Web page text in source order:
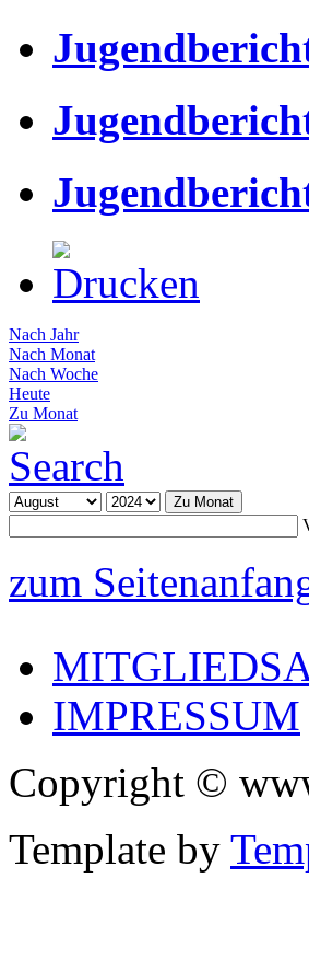
Nach Jahr
Nach Monat
Nach Woche
Heute
Zu Monat
Zu Monat
zum
IMPRESSUM
Copyright ©
Template by